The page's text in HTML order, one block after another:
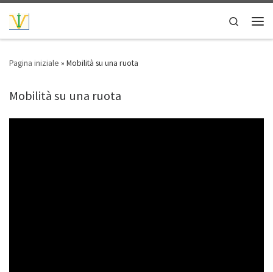
Passa al contenuto
Search
Pagina iniziale » Mobilità su una ruota
Mobilità su una ruota